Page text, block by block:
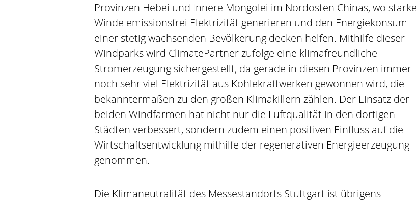
Provinzen Hebei und Innere Mongolei im Nordosten Chinas, wo starke
Winde emissionsfrei Elektrizität generieren und den Energiekonsum
einer stetig wachsenden Bevölkerung decken helfen. Mithilfe dieser
Windparks wird ClimatePartner zufolge eine klimafreundliche
Stromerzeugung sichergestellt, da gerade in diesen Provinzen immer
noch sehr viel Elektrizität aus Kohlekraftwerken gewonnen wird, die
bekanntermaßen zu den großen Klimakillern zählen. Der Einsatz der
beiden Windfarmen hat nicht nur die Luftqualität in den dortigen
Städten verbessert, sondern zudem einen positiven Einfluss auf die
Wirtschaftsentwicklung mithilfe der regenerativen Energieerzeugung
genommen.
Die Klimaneutralität des Messestandorts Stuttgart ist übrigens